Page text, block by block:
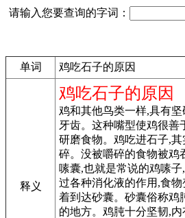
请输入您要查询的字词：
单词 鸡吃石子的原因
释义
鸡吃石子的原因
鸡和其他鸟类一样,具有
牙齿。这种嘴型使鸡很善
研磨食物。鸡吃进石子,
碎。没被嚼碎的食物被鸡
嗉囊,也就是常说的鸡嗉
过各种消化液的作用,食
着到达砂囊。砂囊俗称鸡
的地方。鸡肫十分坚韧,内